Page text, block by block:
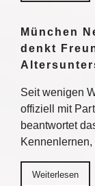
München
denkt
Seit wenigen
offiziell mit
beantwortet
Weiterlesen